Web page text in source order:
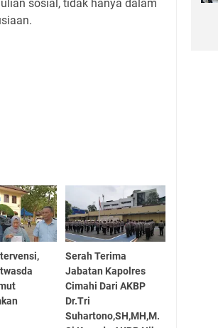
sosial, tidak hanya dalam
Serah Terima
Jabatan Kapolres
Cimahi Dari AKBP
Dr.Tri
Suhartono,SH,MH,M.